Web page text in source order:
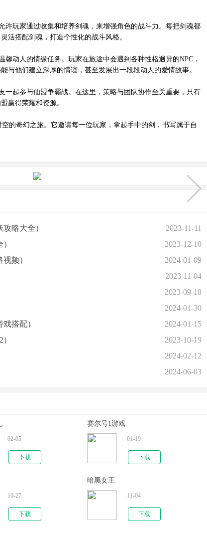
玩家通过收集和培养剑魂，来增强角色的战斗力。每把剑魂都
活搭配剑魂，打造个性化的战斗风格。
动人的情缘任务。玩家在旅途中会遇到各种性格迥异的NPC，
与他们建立深厚的情谊，甚至发展出一段段动人的爱情故事。
起参与仙盟争霸战。在这里，策略与团队协作至关重要，只有
赢得荣耀和资源。
的奇幻之旅。它邀请每一位玩家，拿起手中的剑，书写属于自
略大全）
2023-11-11
2023-12-10
频）
2024-01-09
2023-11-04
2023-09-18
2024-01-30
搭配）
2024-01-15
2023-10-19
2024-02-12
2024-06-03
02-05
下载
赛尔号1游戏
01-19
下载
10-27
下载
暗黑女王
11-04
下载